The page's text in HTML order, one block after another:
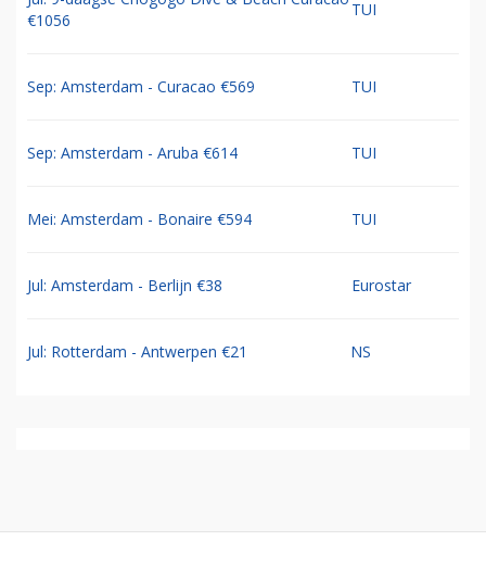
€1056
TUI
Sep: Amsterdam - Curacao €569 TUI
Sep: Amsterdam - Aruba €614 TUI
Mei: Amsterdam - Bonaire €594 TUI
Jul: Amsterdam - Berlijn €38 Eurostar
Jul: Rotterdam - Antwerpen €21 NS